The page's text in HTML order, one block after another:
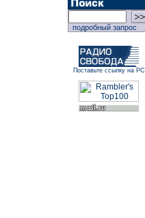
подробный запрос
Поставьте ссылку на РС